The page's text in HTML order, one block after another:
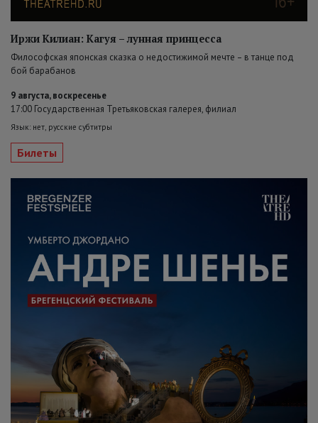
Иржи Килиан: Кагуя – лунная принцесса
Философская японская сказка о недостижимой мечте – в танце под
бой барабанов
9 августа, воскресенье
17:00 Государственная Третьяковская галерея, филиал
Язык: нет, русские субтитры
Билеты